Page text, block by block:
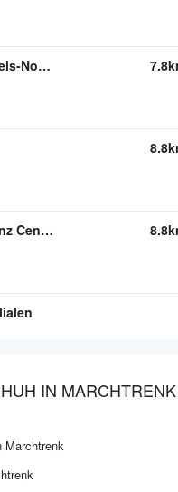
Deichmann Filiale Wels-Nord Aichberg
Deichmann Filiale Linz Center Haid Haid
IN MARCHTRENK
Marchtrenk